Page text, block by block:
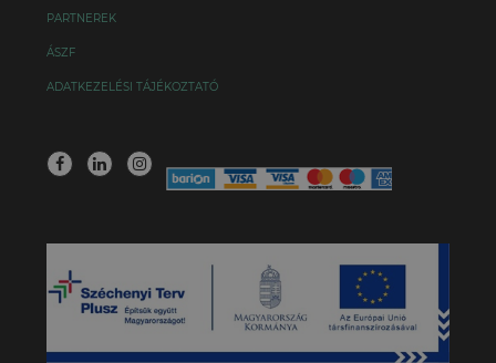
PARTNEREK
ÁSZF
ADATKEZELÉSI TÁJÉKOZTATÓ